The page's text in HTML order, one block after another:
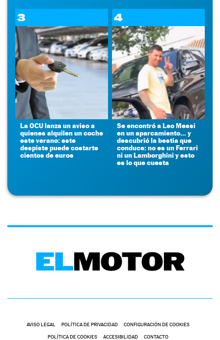
3
La OCU lanza un aviso a
quienes alquilen un coche
este verano: este
despiste puede costarte
cientos de euros
4
Se encontró a Leo Messi
en un aparcamiento... y
descubrió la bestia que
conduce: no es un Ferrari
ni un Lamborghini y esto
es lo que cuesta
AVISO LEGAL POLÍTICA DE PRIVACIDAD CONFIGURACIÓN DE COOKIES
POLÍTICA DE COOKIES ACCESIBILIDAD CONTACTO